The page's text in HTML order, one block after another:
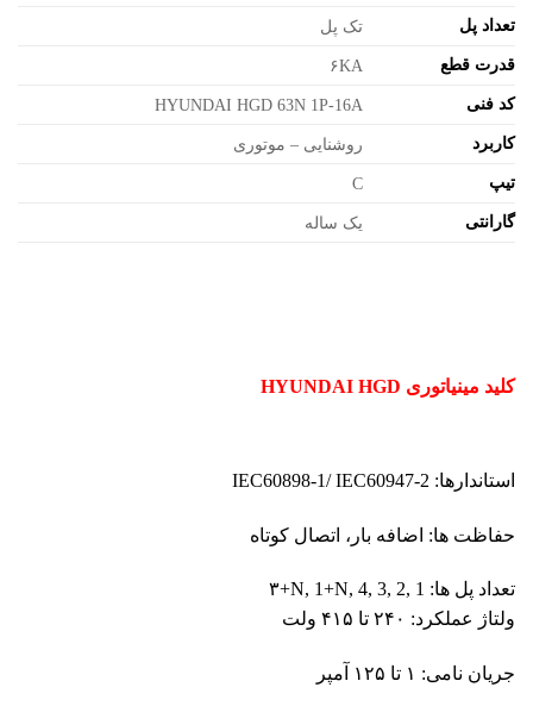
تعداد پل
تک پل
قدرت قطع
۶KA
کد فنی
HYUNDAI HGD 63N 1P-16A
کاربرد
روشنایی – موتوری
تیپ
C
گارانتی
یک ساله
کلید مینیاتوری HYUNDAI HGD
استاندارها: IEC60898-1/ IEC60947-2
حفاظت ها: اضافه بار، اتصال کوتاه
تعداد پل ها: ۳+N, 1+N, 4, 3, 2, 1
ولتاژ عملکرد: ۲۴۰ تا ۴۱۵ ولت
جریان نامی: ۱ تا ۱۲۵ آمپر